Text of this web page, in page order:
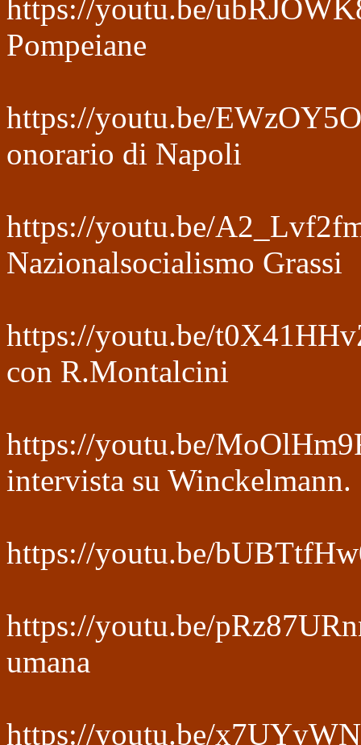
https://youtu.be/
Pompeiane
https://youtu.be/
onorario di Napoli
https://youtu.be/
Nazionalsocialismo Grassi
https://youtu.be/
con R.Montalcini
https://youtu.be/
intervista su Winckelmann.
https://youtu.be/
https://youtu.be/
umana
https://youtu.be/